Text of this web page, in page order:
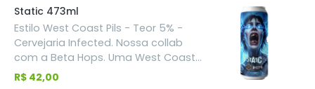
aromática, amarga e
surpreendentemente macia. Cítrico
vibrante. Resinoso na medida. Final
seco e limpo. Na busca pelo
desconhecido, pode-se chegar a
consequências extremas.
Static 473ml
Estilo West Coast Pils - Teor 5% -
Cervejaria Infected. Nossa collab
com a Beta Hops. Uma West Coast
Pils cristalina, seca e extremamente
R$ 42,00